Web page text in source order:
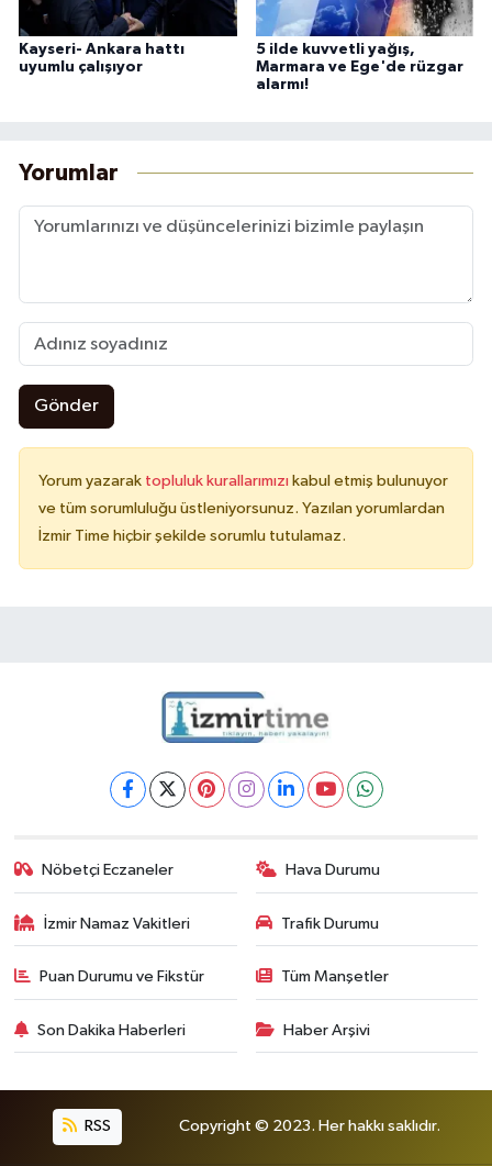
Kayseri- Ankara hattı
uyumlu çalışıyor
5 ilde kuvvetli yağış,
Marmara ve Ege'de rüzgar
alarmı!
Yorumlar
Gönder
Yorum yazarak topluluk kurallarımızı kabul etmiş bulunuyor
ve tüm sorumluluğu üstleniyorsunuz. Yazılan yorumlardan
İzmir Time hiçbir şekilde sorumlu tutulamaz.
Nöbetçi Eczaneler Hava Durumu
İzmir Namaz Vakitleri Trafik Durumu
Puan Durumu ve Fikstür Tüm Manşetler
Son Dakika Haberleri Haber Arşivi
RSS Copyright © 2023. Her hakkı saklıdır.